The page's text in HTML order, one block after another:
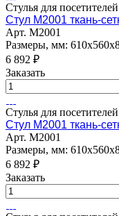
Стулья для посетителей
Стул M2001 ткань-
Арт. M2001
Размеры, мм:
6 892 ₽
Заказать
Стулья для посетителей
Стул M2001 ткань-
Арт. M2001
Размеры, мм:
6 892 ₽
Заказать